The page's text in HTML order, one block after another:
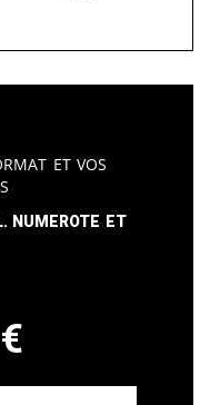
et vos
Numerote et
€